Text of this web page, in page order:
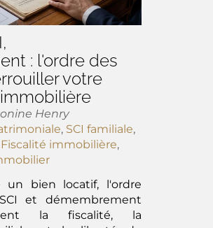
: l'ordre des
votre
Henry
, SCI familiale,
Fiscalité immobilière,
un bien locatif, l'ordre
et démembrement
la fiscalité, la